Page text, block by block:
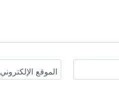
الموقع الإلكتروني